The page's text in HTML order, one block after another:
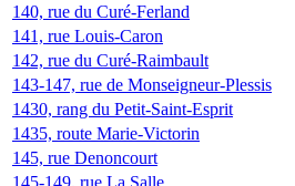
140, rue du Curé-Ferland
141, rue Louis-Caron
142, rue du Curé-Raimbault
143-147, rue de Monseigneur-Plessis
1430, rang du Petit-Saint-Esprit
1435, route Marie-Victorin
145, rue Denoncourt
145-149, rue La Salle